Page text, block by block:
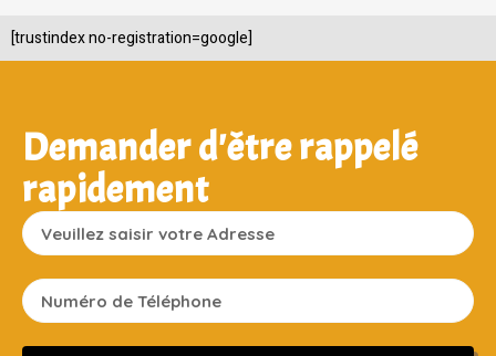
[trustindex no-registration=google]
Demander d'être rappelé
rapidement